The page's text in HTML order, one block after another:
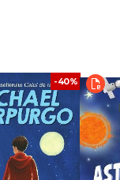
Los Angeles Times
-40%